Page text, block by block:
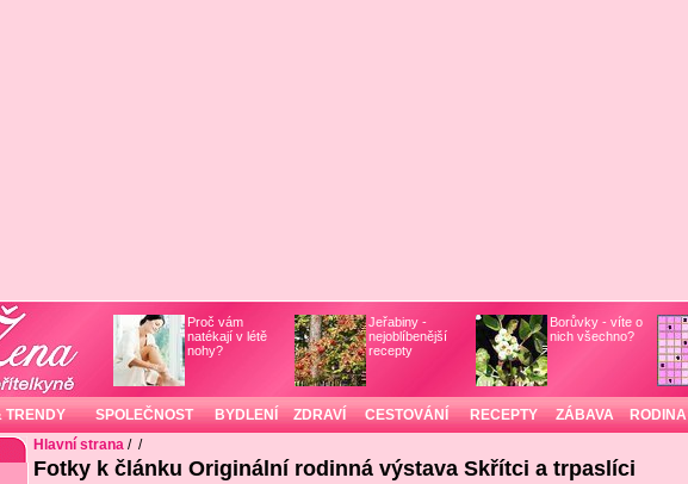
Proč vám
natékají v létě
nohy?
Jeřabiny -
nejoblíbenější
recepty
Borůvky - víte o
nich všechno?
TRENDY SPOLEČNOST BYDLENÍ ZDRAVÍ CESTOVÁNÍ RECEPTY ZÁBAVA RODINA
Hlavní strana/ /
Fotky k článku Originální rodinná výstava Skřítci a trpaslíci